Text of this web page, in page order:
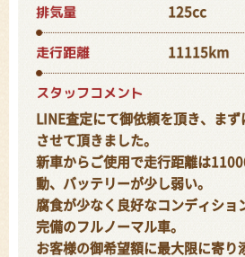
排気量 125cc
走行距離 11115km
スタッフコメント
LINE査定にて御依頼を頂き、ま
させて頂きました。
新車からご使用で走行距離は
動、バッテリーが少し弱い。
腐食が少なく良好なコンディショ
完備のフルノーマル車。
お客様の御希望額に最大限に寄り